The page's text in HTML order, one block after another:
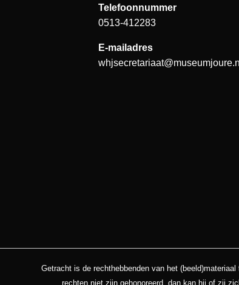
Telefoonnummer
0513-412283
E-mailadres
whjsecretariaat@museumjoure.nl
Getracht is de rechthebbenden van het
rechten niet zijn gehonoreerd, dan kan hij of zij